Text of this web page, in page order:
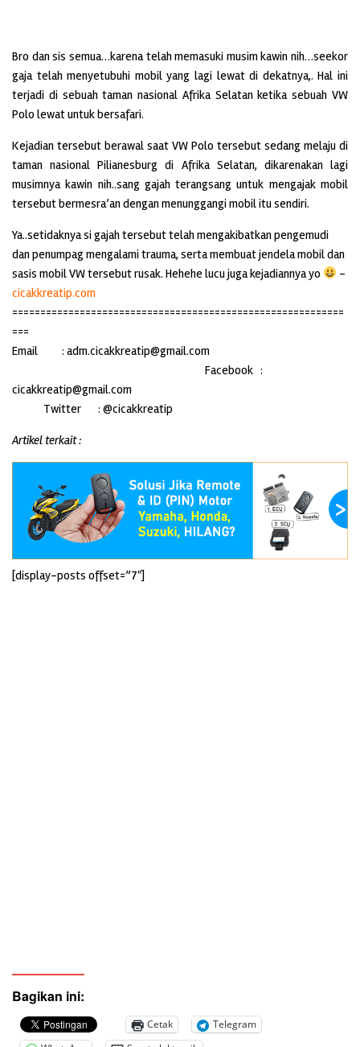
Bro dan sis semua…karena telah memasuki musim kawin nih…seekor
gaja telah menyetubuhi mobil yang lagi lewat di dekatnya,. Hal ini
terjadi di sebuah taman nasional Afrika Selatan ketika sebuah VW
Polo lewat untuk bersafari.
Kejadian tersebut berawal saat VW Polo tersebut sedang melaju di
taman nasional Pilianesburg di Afrika Selatan, dikarenakan lagi
musimnya kawin nih..sang gajah terangsang untuk mengajak mobil
tersebut bermesra’an dengan menunggangi mobil itu sendiri.
Ya..setidaknya si gajah tersebut telah mengakibatkan pengemudi
dan penumpag mengalami trauma, serta membuat jendela mobil dan
sasis mobil VW tersebut rusak. Hehehe lucu juga kejadiannya yo
–
cicakkreatip.com
===========================================================
===
Email : adm.cicakkreatip@gmail.com
Facebook :
cicakkreatip@gmail.com
Twitter : @cicakkreatip
Artikel terkait :
[display-posts offset=”7″]
Bagikan ini:
Cetak
Telegram